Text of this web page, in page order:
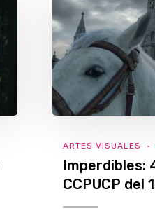
ARTES VISUALES
Imperdibles:
CCPUCP del